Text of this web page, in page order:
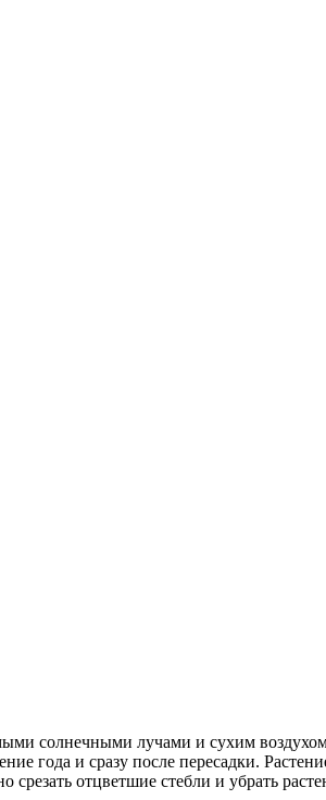
солнечными лучами и сухим
года и сразу после пересадки.
отцветшие стебли и убрать